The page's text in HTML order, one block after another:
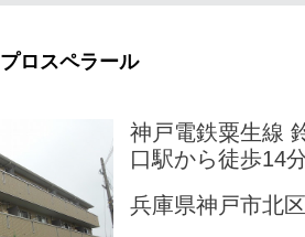
プロスペラール
神戸電鉄粟生線
口駅から徒歩14
兵庫県神戸市北